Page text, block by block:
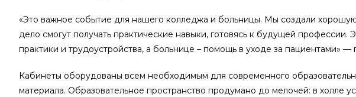
«Это важное событие для нашего колледжа и больницы. Мы создали
дело смогут получать практические навыки, готовясь к будущей
практики и трудоустройства, а больнице – помощь в уходе за пациентами»
Кабинеты оборудованы всем необходимым для современного
материала. Образовательное пространство продумано до мелочей: в холле